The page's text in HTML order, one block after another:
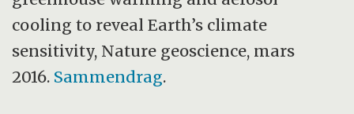
cooling to reveal Earth’s climate
sensitivity, Nature geoscience, mars
2016. Sammendrag.